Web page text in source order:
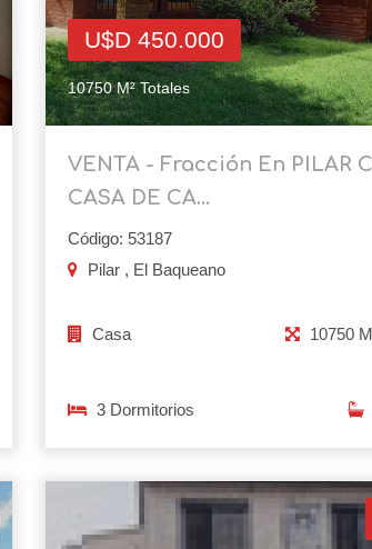
U$D 450.000
10750 M² Totales
VENTA - Fracción En PILAR
CASA DE CA...
Código: 53187
Pilar , El Baqueano
Casa 10750
3 Dormitorios